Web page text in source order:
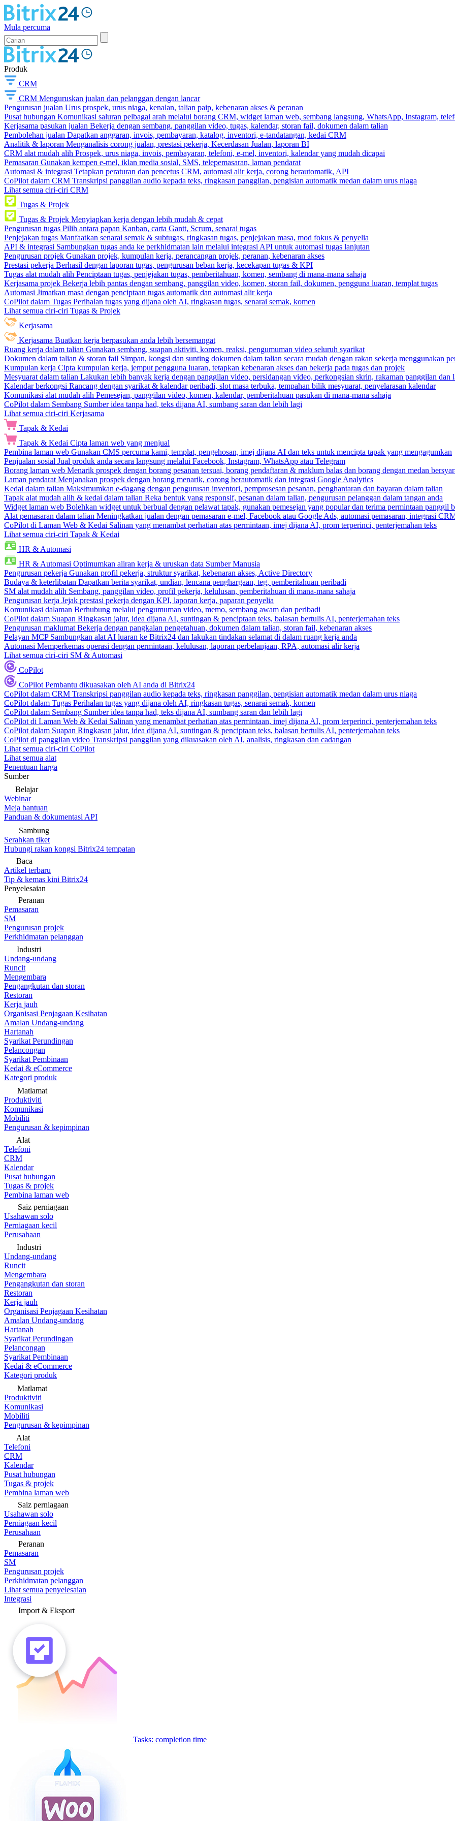
Mula percuma
Produk
CRM
CRM Menguruskan jualan dan pelanggan dengan lancar
Pengurusan jualan Urus prospek, urus niaga, kenalan, talian paip, kebenaran akses & peranan
Pusat hubungan Komunikasi saluran pelbagai arah melalui borang CRM, widget laman web, sembang langsung, WhatsApp, Instagram,
Kerjasama pasukan jualan Bekerja dengan sembang, panggilan video, tugas, kalendar, storan fail, dokumen dalam talian
Pembolehan jualan Dapatkan anggaran, invois, pembayaran, katalog, inventori, e-tandatangan, kedai CRM
Analitik & laporan Menganalisis corong jualan, prestasi pekerja, Kecerdasan Jualan, laporan BI
CRM alat mudah alih Prospek, urus niaga, invois, pembayaran, telefoni, e-mel, inventori, kalendar yang mudah dicapai
Pemasaran Gunakan kempen e-mel, iklan media sosial, SMS, telepemasaran, laman pendarat
Automasi & integrasi Tetapkan peraturan dan pencetus CRM, automasi alir kerja, corong berautomatik, API
CoPilot dalam CRM Transkripsi panggilan audio kepada teks, ringkasan panggilan, pengisian automatik medan dalam urus niaga
Lihat semua ciri-ciri CRM
Tugas & Projek
Tugas & Projek Menyiapkan kerja dengan lebih mudah & cepat
Pengurusan tugas Pilih antara papan Kanban, carta Gantt, Scrum, senarai tugas
Penjejakan tugas Manfaatkan senarai semak & subtugas, ringkasan tugas, penjejakan masa, mod fokus & penyelia
API & integrasi Sambungkan tugas anda ke perkhidmatan lain melalui integrasi API untuk automasi tugas lanjutan
Pengurusan projek Gunakan projek, kumpulan kerja, perancangan projek, peranan, kebenaran akses
Prestasi pekerja Berhasil dengan laporan tugas, pengurusan beban kerja, kecekapan tugas & KPI
Tugas alat mudah alih Penciptaan tugas, penjejakan tugas, pemberitahuan, komen, sembang di mana-mana sahaja
Kerjasama projek Bekerja lebih pantas dengan sembang, panggilan video, komen, storan fail, dokumen, pengguna luaran, templat tugas
Automasi Jimatkan masa dengan penciptaan tugas automatik dan automasi alir kerja
CoPilot dalam Tugas Perihalan tugas yang dijana oleh AI, ringkasan tugas, senarai semak, komen
Lihat semua ciri-ciri Tugas & Projek
Kerjasama
Kerjasama Buatkan kerja berpasukan anda lebih bersemangat
Ruang kerja dalam talian Gunakan sembang, suapan aktiviti, komen, reaksi, pengumuman video seluruh syarikat
Dokumen dalam talian & storan fail Simpan, kongsi dan sunting dokumen dalam talian secara mudah dengan rakan sekerja menggunakan
Kumpulan kerja Cipta kumpulan kerja, jemput pengguna luaran, tetapkan kebenaran akses dan bekerja pada tugas dan projek
Mesyuarat dalam talian Lakukan lebih banyak kerja dengan panggilan video, persidangan video, perkongsian skrin, rakaman panggilan dan
Kalendar berkongsi Rancang dengan syarikat & kalendar peribadi, slot masa terbuka, tempahan bilik mesyuarat, penyelarasan kalendar
Komunikasi alat mudah alih Pemesejan, panggilan video, komen, kalendar, pemberitahuan pasukan di mana-mana sahaja
CoPilot dalam Sembang Sumber idea tanpa had, teks dijana AI, sumbang saran dan lebih lagi
Lihat semua ciri-ciri Kerjasama
Tapak & Kedai
Tapak & Kedai Cipta laman web yang menjual
Pembina laman web Gunakan CMS percuma kami, templat, pengehosan, imej dijana AI dan teks untuk mencipta tapak yang mengagumkan
Penjualan sosial Jual produk anda secara langsung melalui Facebook, Instagram, WhatsApp atau Telegram
Borang laman web Menarik prospek dengan borang pesanan tersuai, borang pendaftaran & maklum balas dan borang dengan medan
Laman pendarat Menjanakan prospek dengan borang menarik, corong berautomatik dan integrasi Google Analytics
Kedai dalam talian Maksimumkan e-dagang dengan pengurusan inventori, pemprosesan pesanan, penghantaran dan bayaran dalam talian
Tapak alat mudah alih & kedai dalam talian Reka bentuk yang responsif, pesanan dalam talian, pengurusan pelanggan dalam tangan anda
Widget laman web Bolehkan widget untuk berbual dengan pelawat tapak, gunakan pemesejan yang popular dan terima permintaan panggil
Alat pemasaran dalam talian Meningkatkan jualan dengan pemasaran e-mel, Facebook atau Google Ads, automasi pemasaran, integrasi
CoPilot di Laman Web & Kedai Salinan yang menambat perhatian atas permintaan, imej dijana AI, prom terperinci, penterjemahan teks
Lihat semua ciri-ciri Tapak & Kedai
HR & Automasi
HR & Automasi Optimumkan aliran kerja & uruskan data Sumber Manusia
Pengurusan pekerja Gunakan profil pekerja, struktur syarikat, kebenaran akses, Active Directory
Budaya & keterlibatan Dapatkan berita syarikat, undian, lencana penghargaan, teg, pemberitahuan peribadi
SM alat mudah alih Sembang, panggilan video, profil pekerja, kelulusan, pemberitahuan di mana-mana sahaja
Pengurusan kerja Jejak prestasi pekerja dengan KPI, laporan kerja, paparan penyelia
Komunikasi dalaman Berhubung melalui pengumuman video, memo, sembang awam dan peribadi
CoPilot dalam Suapan Ringkasan jalur, idea dijana AI, suntingan & penciptaan teks, balasan bertulis AI, penterjemahan teks
Pengurusan maklumat Bekerja dengan pangkalan pengetahuan, dokumen dalam talian, storan fail, kebenaran akses
Pelayan MCP Sambungkan alat AI luaran ke Bitrix24 dan lakukan tindakan selamat di dalam ruang kerja anda
Automasi Memperkemas operasi dengan permintaan, kelulusan, laporan perbelanjaan, RPA, automasi alir kerja
Lihat semua ciri-ciri SM & Automasi
CoPilot
CoPilot Pembantu dikuasakan oleh AI anda di Bitrix24
CoPilot dalam CRM Transkripsi panggilan audio kepada teks, ringkasan panggilan, pengisian automatik medan dalam urus niaga
CoPilot dalam Tugas Perihalan tugas yang dijana oleh AI, ringkasan tugas, senarai semak, komen
CoPilot dalam Sembang Sumber idea tanpa had, teks dijana AI, sumbang saran dan lebih lagi
CoPilot di Laman Web & Kedai Salinan yang menambat perhatian atas permintaan, imej dijana AI, prom terperinci, penterjemahan teks
CoPilot dalam Suapan Ringkasan jalur, idea dijana AI, suntingan & penciptaan teks, balasan bertulis AI, penterjemahan teks
CoPilot di panggilan video Transkripsi panggilan yang dikuasakan oleh AI, analisis, ringkasan dan cadangan
Lihat semua ciri-ciri CoPilot
Lihat semua alat
Penentuan harga
Sumber
Belajar
Webinar
Meja bantuan
Panduan & dokumentasi API
Sambung
Serahkan tiket
Hubungi rakan kongsi Bitrix24 tempatan
Baca
Artikel terbaru
Tip & kemas kini Bitrix24
Penyelesaian
Peranan
Pemasaran
SM
Pengurusan projek
Perkhidmatan pelanggan
Industri
Undang-undang
Runcit
Mengembara
Pengangkutan dan storan
Restoran
Kerja jauh
Organisasi Penjagaan Kesihatan
Amalan Undang-undang
Hartanah
Syarikat Perundingan
Pelancongan
Syarikat Pembinaan
Kedai & eCommerce
Kategori produk
Matlamat
Produktiviti
Komunikasi
Mobiliti
Pengurusan & kepimpinan
Alat
Telefoni
CRM
Kalendar
Pusat hubungan
Tugas & projek
Pembina laman web
Saiz perniagaan
Usahawan solo
Perniagaan kecil
Perusahaan
Industri
Undang-undang
Runcit
Mengembara
Pengangkutan dan storan
Restoran
Kerja jauh
Organisasi Penjagaan Kesihatan
Amalan Undang-undang
Hartanah
Syarikat Perundingan
Pelancongan
Syarikat Pembinaan
Kedai & eCommerce
Kategori produk
Matlamat
Produktiviti
Komunikasi
Mobiliti
Pengurusan & kepimpinan
Alat
Telefoni
CRM
Kalendar
Pusat hubungan
Tugas & projek
Pembina laman web
Saiz perniagaan
Usahawan solo
Perniagaan kecil
Perusahaan
Peranan
Pemasaran
SM
Pengurusan projek
Perkhidmatan pelanggan
Lihat semua penyelesaian
Integrasi
Import & Eksport
Tasks: completion time